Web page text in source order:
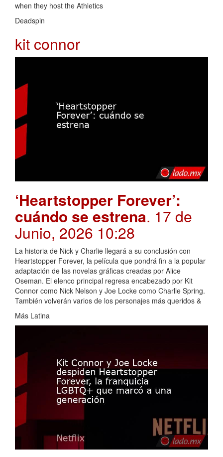
when they host the Athletics
Deadspin
kit connor
‘Heartstopper Forever’:
cuándo se estrena. 17 de
Junio, 2026 10:28
La historia de Nick y Charlie llegará a su conclusión con
Heartstopper Forever, la película que pondrá fin a la popular
adaptación de las novelas gráficas creadas por Alice
Oseman. El elenco principal regresa encabezado por Kit
Connor como Nick Nelson y Joe Locke como Charlie Spring.
También volverán varios de los personajes más queridos &
Más Latina